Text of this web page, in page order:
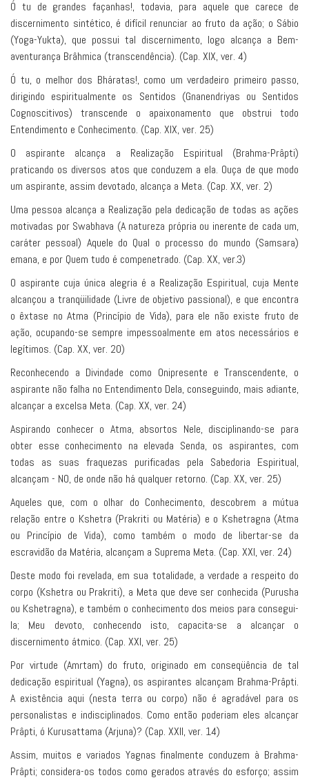
Ó tu de grandes façanhas!, todavia, para aquele que carece de
discernimento sintético, é difícil renunciar ao fruto da ação; o Sábio
(Yoga-Yukta), que possui tal discernimento, logo alcança a Bem-
aventurança Brâhmica (transcendência). (Cap. XIX, ver. 4)
Ó tu, o melhor dos Bháratas!, como um verdadeiro primeiro passo,
dirigindo espiritualmente os Sentidos (Gnanendriyas ou Sentidos
Cognoscitivos) transcende o apaixonamento que obstrui todo
Entendimento e Conhecimento. (Cap. XIX, ver. 25)
O aspirante alcança a Realização Espiritual (Brahma-Prâpti)
praticando os diversos atos que conduzem a ela. Ouça de que modo
um aspirante, assim devotado, alcança a Meta. (Cap. XX, ver. 2)
Uma pessoa alcança a Realização pela dedicação de todas as ações
motivadas por Swabhava (A natureza própria ou inerente de cada um,
caráter pessoal) Aquele do Qual o processo do mundo (Samsara)
emana, e por Quem tudo é compenetrado. (Cap. XX, ver.3)
O aspirante cuja única alegria é a Realização Espiritual, cuja Mente
alcançou a tranqüilidade (Livre de objetivo passional), e que encontra
o êxtase no Atma (Princípio de Vida), para ele não existe fruto de
ação, ocupando-se sempre impessoalmente em atos necessários e
legítimos. (Cap. XX, ver. 20)
Reconhecendo a Divindade como Onipresente e Transcendente, o
aspirante não falha no Entendimento Dela, conseguindo, mais adiante,
alcançar a excelsa Meta. (Cap. XX, ver. 24)
Aspirando conhecer o Atma, absortos Nele, disciplinando-se para
obter esse conhecimento na elevada Senda, os aspirantes, com
todas as suas fraquezas purificadas pela Sabedoria Espiritual,
alcançam - NO, de onde não há qualquer retorno. (Cap. XX, ver. 25)
Aqueles que, com o olhar do Conhecimento, descobrem a mútua
relação entre o Kshetra (Prakriti ou Matéria) e o Kshetragna (Atma
ou Princípio de Vida), como também o modo de libertar-se da
escravidão da Matéria, alcançam a Suprema Meta. (Cap. XXI, ver. 24)
Deste modo foi revelada, em sua totalidade, a verdade a respeito do
corpo (Kshetra ou Prakriti), a Meta que deve ser conhecida (Purusha
ou Kshetragna), e também o conhecimento dos meios para consegui-
la; Meu devoto, conhecendo isto, capacita-se a alcançar o
discernimento átmico. (Cap. XXI, ver. 25)
Por virtude (Amrtam) do fruto, originado em conseqüência de tal
dedicação espiritual (Yagna), os aspirantes alcançam Brahma-Prâpti.
A existência aqui (nesta terra ou corpo) não é agradável para os
personalistas e indisciplinados. Como então poderiam eles alcançar
Prâpti, ó Kurusattama (Arjuna)? (Cap. XXII, ver. 14)
Assim, muitos e variados Yagnas finalmente conduzem à Brahma-
Prâpti; considera-os todos como gerados através do esforço; assim